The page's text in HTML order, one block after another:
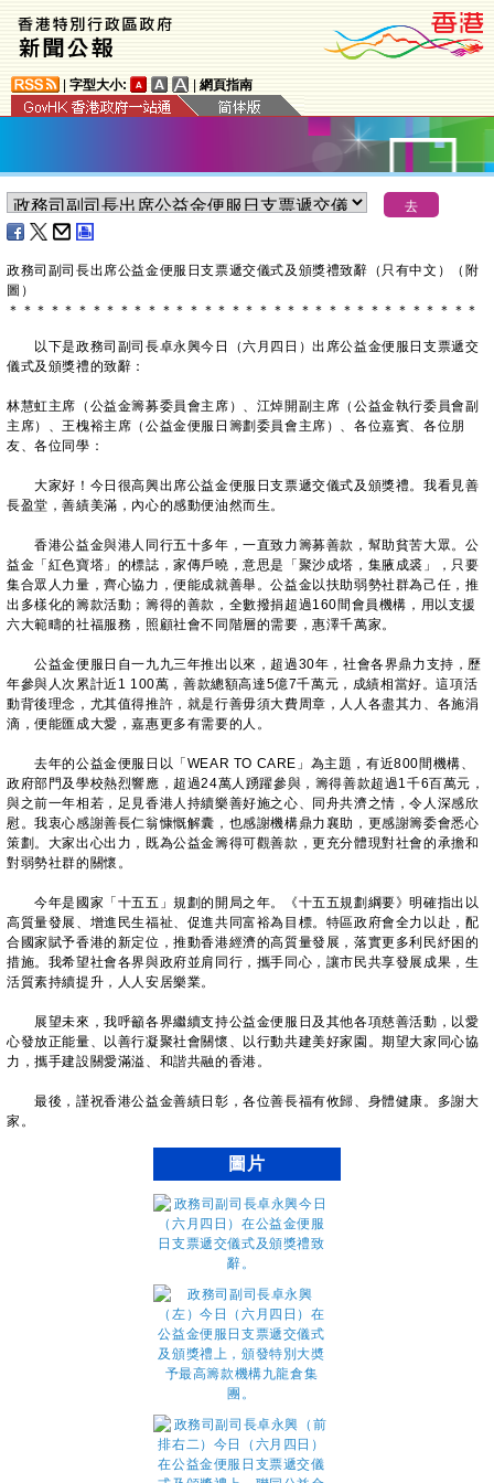
字型大小: 網頁指南
政務司副司長出席公益金便服日支票遞交儀式及頒獎禮致辭（只有中文）（附
圖）
＊ ＊ ＊ ＊ ＊ ＊ ＊ ＊ ＊ ＊ ＊ ＊ ＊ ＊ ＊ ＊ ＊ ＊ ＊ ＊ ＊ ＊ ＊ ＊ ＊ ＊ ＊ ＊ ＊ ＊ ＊ ＊ ＊ ＊
以下是政務司副司長卓永興今日（六月四日）出席公益金便服日支票遞交
儀式及頒獎禮的致辭：
林慧虹主席（公益金籌募委員會主席）、江焯開副主席（公益金執行委員會副
主席）、王槐裕主席（公益金便服日籌劃委員會主席）、各位嘉賓、各位朋
友、各位同學：
大家好！今日很高興出席公益金便服日支票遞交儀式及頒獎禮。我看見善
長盈堂，善績美滿，內心的感動便油然而生。
香港公益金與港人同行五十多年，一直致力籌募善款，幫助貧苦大眾。公
益金「紅色寶塔」的標誌，家傳戶曉，意思是「聚沙成塔，集腋成裘」，只要
集合眾人力量，齊心協力，便能成就善舉。公益金以扶助弱勢社群為己任，推
出多樣化的籌款活動；籌得的善款，全數撥捐超過160間會員機構，用以支援
六大範疇的社福服務，照顧社會不同階層的需要，惠澤千萬家。
公益金便服日自一九九三年推出以來，超過30年，社會各界鼎力支持，歷
年參與人次累計近1 100萬，善款總額高達5億7千萬元，成績相當好。這項活
動背後理念，尤其值得推許，就是行善毋須大費周章，人人各盡其力、各施涓
滴，便能匯成大愛，嘉惠更多有需要的人。
去年的公益金便服日以「WEAR TO CARE」為主題，有近800間機構、
政府部門及學校熱烈響應，超過24萬人踴躍參與，籌得善款超過1千6百萬元，
與之前一年相若，足見香港人持續樂善好施之心、同舟共濟之情，令人深感欣
慰。我衷心感謝善長仁翁慷慨解囊，也感謝機構鼎力襄助，更感謝籌委會悉心
策劃。大家出心出力，既為公益金籌得可觀善款，更充分體現對社會的承擔和
對弱勢社群的關懷。
今年是國家「十五五」規劃的開局之年。《十五五規劃綱要》明確指出以
高質量發展、增進民生福祉、促進共同富裕為目標。特區政府會全力以赴，配
合國家賦予香港的新定位，推動香港經濟的高質量發展，落實更多利民紓困的
措施。我希望社會各界與政府並肩同行，攜手同心，讓市民共享發展成果，生
活質素持續提升，人人安居樂業。
展望未來，我呼籲各界繼續支持公益金便服日及其他各項慈善活動，以愛
心發放正能量、以善行凝聚社會關懷、以行動共建美好家園。期望大家同心協
力，攜手建設關愛滿溢、和諧共融的香港。
最後，謹祝香港公益金善績日彰，各位善長福有攸歸、身體健康。多謝大
家。
圖片